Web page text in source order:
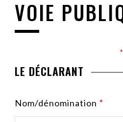
VOIE
LE DÉCLARANT
Nom/dénomination *